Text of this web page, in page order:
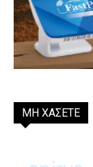
ΜΗ ΧΑΣΕΤΕ